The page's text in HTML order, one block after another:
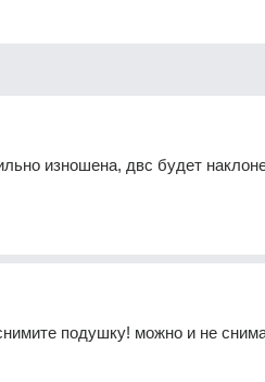
изношена, двс будет
подушку! можно и не